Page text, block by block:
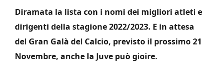
Diramata la lista con i nomi dei migliori atleti e
dirigenti della stagione 2022/2023. E in attesa
del Gran Galà del Calcio, previsto il prossimo 21
Novembre, anche la Juve può gioire.